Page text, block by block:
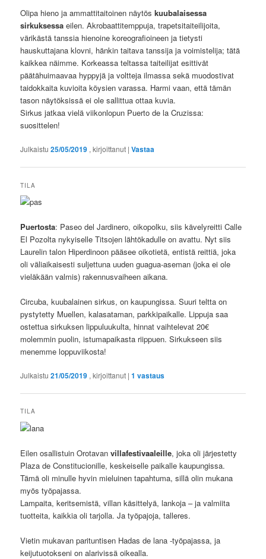
Olipa hieno ja ammattitaitoinen näytöskuubalaisessa
sirkuksessa eilen. Akrobaattitemppuja, trapetsitaiteilijoita,
värikästä tanssia hienoine koreografioineen ja tietysti
hauskuttajana klovni, hänkin taitava tanssija ja voimistelija; tätä
kaikkea näimme. Korkeassa teltassa taiteilijat esittivät
päätähuimaavaa hyppyjä ja voltteja ilmassa sekä muodostivat
taidokkaita kuvioita köysien varassa. Harmi vaan, että tämän
tason näytöksissä ei ole sallittua ottaa kuvia.
Sirkus jatkaa vielä viikonlopun Puerto de la Cruzissa:
suosittelen!
Julkaistu25/05/2019 , kirjoittanut |Vastaa
TILA
Puertosta: Paseo del Jardinero, oikopolku, siis kävelyreitti Calle
El Pozolta nykyiselle Titsojen lähtökadulle on avattu. Nyt siis
Laurelin talon Hiperdinoon pääsee oikotietä, entistä reittiä, joka
oli väliaikaisesti suljettuna uuden guagua-aseman (joka ei ole
vieläkään valmis) rakennusvaiheen aikana.
Circuba, kuubalainen sirkus, on kaupungissa. Suuri teltta on
pystytetty Muellen, kalasataman, parkkipaikalle. Lippuja saa
ostettua sirkuksen lippuluukulta, hinnat vaihtelevat 20€
molemmin puolin, istumapaikasta riippuen. Sirkukseen siis
menemme loppuviikosta!
Julkaistu21/05/2019 , kirjoittanut |1 vastaus
TILA
Eilen osallistuin Orotavanvillafestivaaleille, joka oli järjestetty
Plaza de Constitucionille, keskeiselle paikalle kaupungissa.
Tämä oli minulle hyvin mieluinen tapahtuma, sillä olin mukana
myös työpajassa.
Lampaita, keritsemistä, villan käsittelyä, lankoja – ja valmiita
tuotteita, kaikkia oli tarjolla. Ja työpajoja, talleres.
Vietin mukavan parituntisen Hadas de lana -työpajassa, ja
keijutuotokseni on alarivissä oikealla.